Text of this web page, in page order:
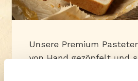
Unsere Premium
von Hand gezöpfelt und
nur optisch, sondern